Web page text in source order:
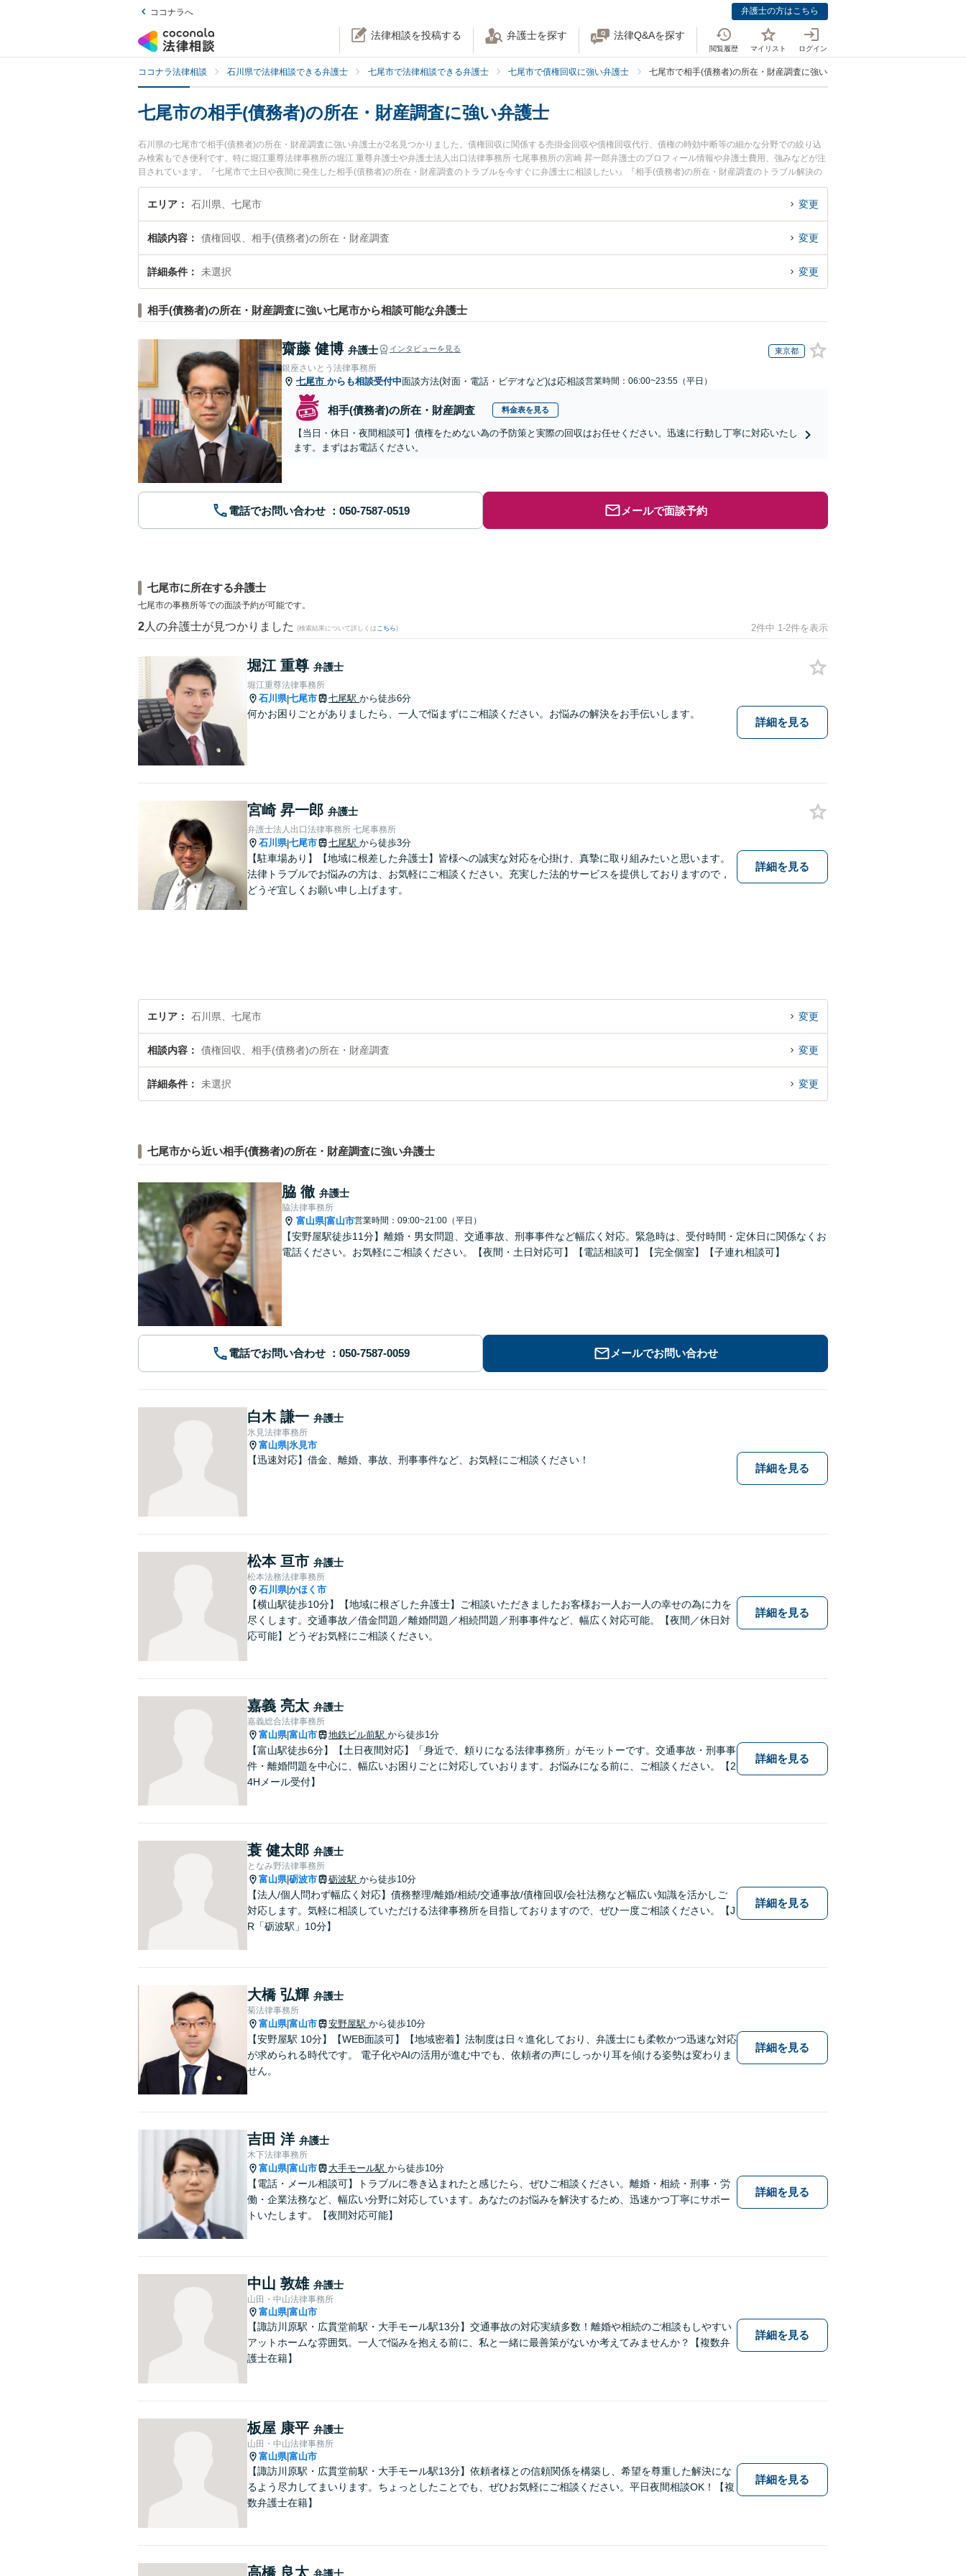
ココナラへ 弁護士の方はこちら
法律相談を投稿する 弁護士を探す 法律Q&Aを探す
閲覧履歴 マイリスト ログイン
ココナラ法律相談 石川県で法律相談できる弁護士 七尾市で法律相談できる弁護士 七尾市で債権回収に強い弁護士 七尾市で相手(債務者)の所在・財産調査に強い弁護士
七尾市の相手(債務者)の所在・財産調査に強い弁護士
石川県の七尾市で相手(債務者)の所在・財産調査に強い弁護士が2名見つかりました。債権回収に関係する売掛金回収や債権回収代行、債権の時効中断等の細かな分野での絞り込
み検索もでき便利です。特に堀江重尊法律事務所の堀江 重尊弁護士や弁護士法人出口法律事務所 七尾事務所の宮崎 昇一郎弁護士のプロフィール情報や弁護士費用、強みなどが注
目されています。『七尾市で土日や夜間に発生した相手(債務者)の所在・財産調査のトラブルを今すぐに弁護士に相談したい』『相手(債務者)の所在・財産調査のトラブル解決の
実績豊富な近くの弁護士を検索したい』『初回相談無料で相手(債務者)の所在・財産調査を法律相談できる七尾市内の弁護士に相談予約したい』などでお困りの相談者さんにおす
すめです。
エリア 石川県、七尾市 変更
相談内容 債権回収、相手(債務者)の所在・財産調査 変更
詳細条件 未選択 変更
相手(債務者)の所在・財産調査に強い七尾市から相談可能な弁護士
齋藤 健博 弁護士 インタビューを見る 東京都
銀座さいとう法律事務所
七尾市 からも相談受付中面談方法(対面・電話・ビデオなど)は応相談営業時間：06:00~23:55（平日）
相手(債務者)の所在・財産調査 料金表を見る
【当日・休日・夜間相談可】債権をためない為の予防策と実際の回収はお任せください。迅速に行動し丁寧に対応いたし
ます。まずはお電話ください。
電話でお問い合わせ メールで面談予約
七尾市に所在する弁護士
七尾市の事務所等での面談予約が可能です。
2 人の弁護士が見つかりました (検索結果について詳しくは こちら) 2件中 1-2件を表示
堀江 重尊 弁護士
堀江重尊法律事務所
石川県|七尾市 七尾駅 から徒歩6分
何かお困りごとがありましたら、一人で悩まずにご相談ください。お悩みの解決をお手伝いします。
詳細を見る
宮崎 昇一郎 弁護士
弁護士法人出口法律事務所 七尾事務所
石川県|七尾市 七尾駅 から徒歩3分
【駐車場あり】【地域に根差した弁護士】皆様への誠実な対応を心掛け、真摯に取り組みたいと思います。
法律トラブルでお悩みの方は、お気軽にご相談ください。充実した法的サービスを提供しておりますので，
どうぞ宜しくお願い申し上げます。
詳細を見る
エリア 石川県、七尾市 変更
相談内容 債権回収、相手(債務者)の所在・財産調査 変更
詳細条件 未選択 変更
七尾市から近い相手(債務者)の所在・財産調査に強い弁護士
脇 徹 弁護士
脇法律事務所
富山県|富山市営業時間：09:00~21:00（平日）
【安野屋駅徒歩11分】離婚・男女問題、交通事故、刑事事件など幅広く対応。緊急時は、受付時間・定休日に関係なくお
電話ください。お気軽にご相談ください。【夜間・土日対応可】【電話相談可】【完全個室】【子連れ相談可】
電話でお問い合わせ メールでお問い合わせ
白木 謙一 弁護士
氷見法律事務所
富山県| 氷見市
【迅速対応】借金、離婚、事故、刑事事件など、お気軽にご相談ください！
詳細を見る
松本 亘市 弁護士
松本法務法律事務所
石川県|かほく市
【横山駅徒歩10分】【地域に根ざした弁護士】ご相談いただきましたお客様お一人お一人の幸せの為に力を
尽くします。交通事故／借金問題／離婚問題／相続問題／刑事事件など、幅広く対応可能。【夜間／休日対
応可能】どうぞお気軽にご相談ください。
詳細を見る
嘉義 亮太 弁護士
嘉義総合法律事務所
富山県|富山市 地鉄ビル前駅 から徒歩1分
【富山駅徒歩6分】【土日夜間対応】「身近で、頼りになる法律事務所」がモットーです。交通事故・刑事事
件・離婚問題を中心に、幅広いお困りごとに対応していおります。お悩みになる前に、ご相談ください。【2
4Hメール受付】
詳細を見る
蓑 健太郎 弁護士
となみ野法律事務所
富山県|砺波市 砺波駅 から徒歩10分
【法人/個人問わず幅広く対応】債務整理/離婚/相続/交通事故/債権回収/会社法務など幅広い知識を活かしご
対応します。気軽に相談していただける法律事務所を目指しておりますので、ぜひ一度ご相談ください。【J
R「砺波駅」10分】
詳細を見る
大橋 弘輝 弁護士
菊法律事務所
富山県|富山市 安野屋駅 から徒歩10分
【安野屋駅 10分】【WEB面談可】【地域密着】法制度は日々進化しており、弁護士にも柔軟かつ迅速な対応
が求められる時代です。 電子化やAIの活用が進む中でも、依頼者の声にしっかり耳を傾ける姿勢は変わりま
せん。
詳細を見る
吉田 洋 弁護士
木下法律事務所
富山県|富山市 大手モール駅 から徒歩10分
【電話・メール相談可】トラブルに巻き込まれたと感じたら、ぜひご相談ください。離婚・相続・刑事・労
働・企業法務など、幅広い分野に対応しています。あなたのお悩みを解決するため、迅速かつ丁寧にサポー
トいたします。【夜間対応可能】
詳細を見る
中山 敦雄 弁護士
山田・中山法律事務所
富山県|富山市
【諏訪川原駅・広貫堂前駅・大手モール駅13分】交通事故の対応実績多数！離婚や相続のご相談もしやすい
アットホームな雰囲気。一人で悩みを抱える前に、私と一緒に最善策がないか考えてみませんか？【複数弁
護士在籍】
詳細を見る
板屋 康平 弁護士
山田・中山法律事務所
富山県|富山市
【諏訪川原駅・広貫堂前駅・大手モール駅13分】依頼者様との信頼関係を構築し、希望を尊重した解決にな
るよう尽力してまいります。ちょっとしたことでも、ぜひお気軽にご相談ください。平日夜間相談OK！【複
数弁護士在籍】
詳細を見る
高橋 良太 弁護士